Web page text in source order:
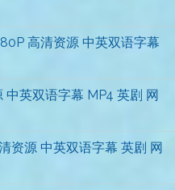
高清资源 中英双语字幕
英双语字幕 MP4 英剧 网
资源 中英双语字幕 英剧 网